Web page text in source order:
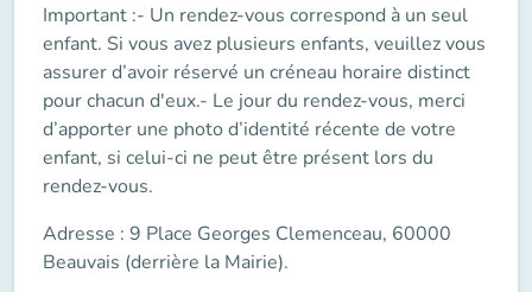
Important :- Un rendez-vous correspond à un seul
enfant. Si vous avez plusieurs enfants, veuillez vous
assurer d’avoir réservé un créneau horaire distinct
pour chacun d'eux.- Le jour du rendez-vous, merci
d’apporter une photo d’identité récente de votre
enfant, si celui-ci ne peut être présent lors du
rendez-vous.
Adresse : 9 Place Georges Clemenceau, 60000
Beauvais (derrière la Mairie).